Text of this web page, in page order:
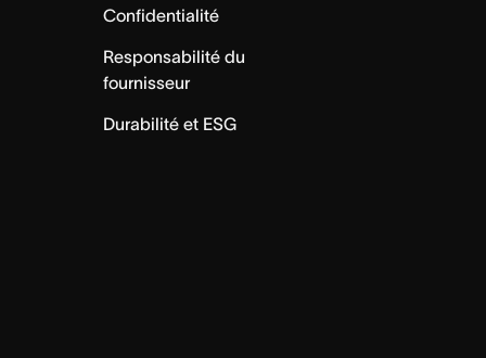
Confidentialité
Responsabilité du
fournisseur
Durabilité et ESG